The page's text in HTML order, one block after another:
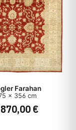
Farahan
x 356 cm
€